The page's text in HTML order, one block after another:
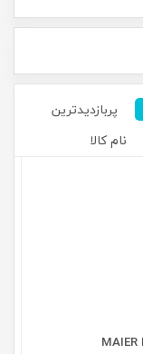
پربازدیدترین
نام کالا